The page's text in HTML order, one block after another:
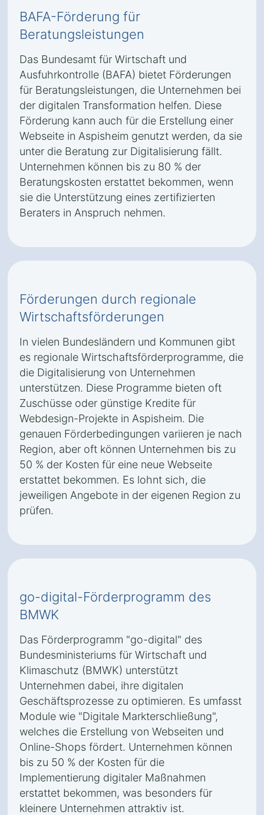
BAFA-Förderung für
Beratungsleistungen
Das Bundesamt für Wirtschaft und
Ausfuhrkontrolle (BAFA) bietet Förderungen
für Beratungsleistungen, die Unternehmen bei
der digitalen Transformation helfen. Diese
Förderung kann auch für die Erstellung einer
Webseite in Aspisheim genutzt werden, da sie
unter die Beratung zur Digitalisierung fällt.
Unternehmen können bis zu 80 % der
Beratungskosten erstattet bekommen, wenn
sie die Unterstützung eines zertifizierten
Beraters in Anspruch nehmen.
Förderungen durch regionale
Wirtschaftsförderungen
In vielen Bundesländern und Kommunen gibt
es regionale Wirtschaftsförderprogramme, die
die Digitalisierung von Unternehmen
unterstützen. Diese Programme bieten oft
Zuschüsse oder günstige Kredite für
Webdesign-Projekte in Aspisheim. Die
genauen Förderbedingungen variieren je nach
Region, aber oft können Unternehmen bis zu
50 % der Kosten für eine neue Webseite
erstattet bekommen. Es lohnt sich, die
jeweiligen Angebote in der eigenen Region zu
prüfen.
go-digital-Förderprogramm des
BMWK
Das Förderprogramm "go-digital" des
Bundesministeriums für Wirtschaft und
Klimaschutz (BMWK) unterstützt
Unternehmen dabei, ihre digitalen
Geschäftsprozesse zu optimieren. Es umfasst
Module wie "Digitale Markterschließung",
welches die Erstellung von Webseiten und
Online-Shops fördert. Unternehmen können
bis zu 50 % der Kosten für die
Implementierung digitaler Maßnahmen
erstattet bekommen, was besonders für
kleinere Unternehmen attraktiv ist.